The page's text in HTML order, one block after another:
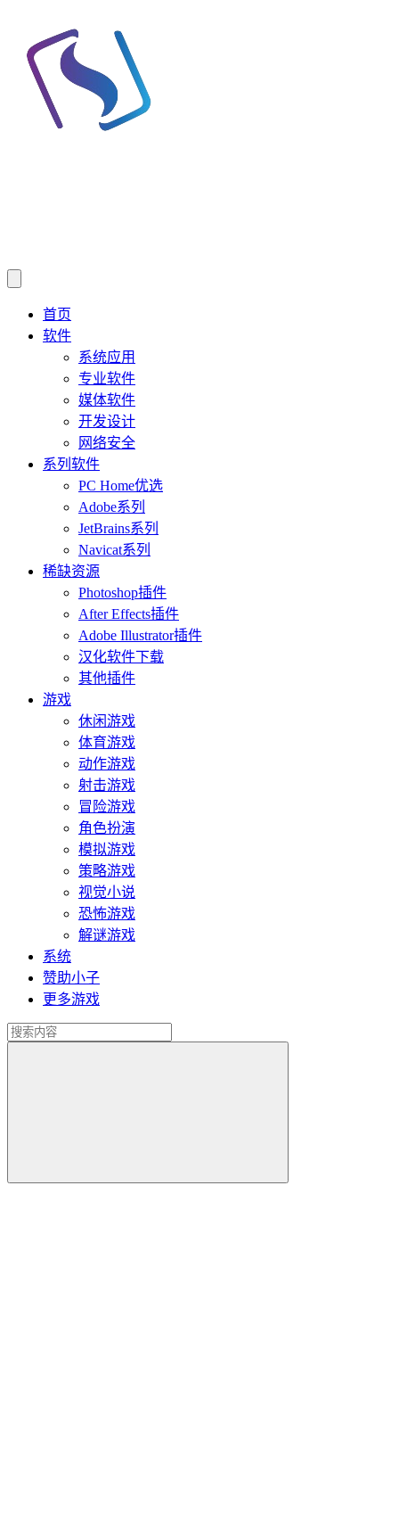
首页
软件
系统应用
专业软件
媒体软件
开发设计
网络安全
系列软件
PC Home优选
Adobe系列
JetBrains系列
Navicat系列
稀缺资源
Photoshop插件
After Effects插件
Adobe Illustrator插件
汉化软件下载
其他插件
游戏
休闲游戏
体育游戏
动作游戏
射击游戏
冒险游戏
角色扮演
模拟游戏
策略游戏
视觉小说
恐怖游戏
解谜游戏
系统
赞助小子
更多游戏